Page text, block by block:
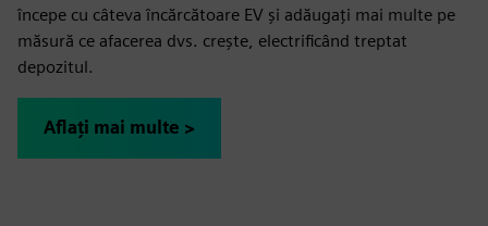
începe cu câteva încărcătoare EV și adăugați mai multe pe
măsură ce afacerea dvs. crește, electrificând treptat
depozitul.
Aflați mai multe >